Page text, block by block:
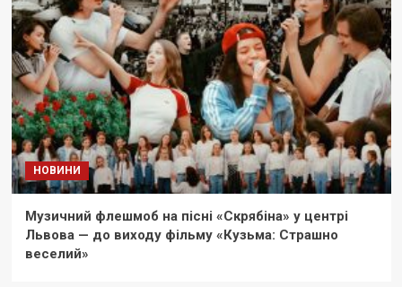
НОВИНИ
Музичний флешмоб на пісні «Скрябіна» у центрі
Львова — до виходу фільму «Кузьма: Страшно
веселий»